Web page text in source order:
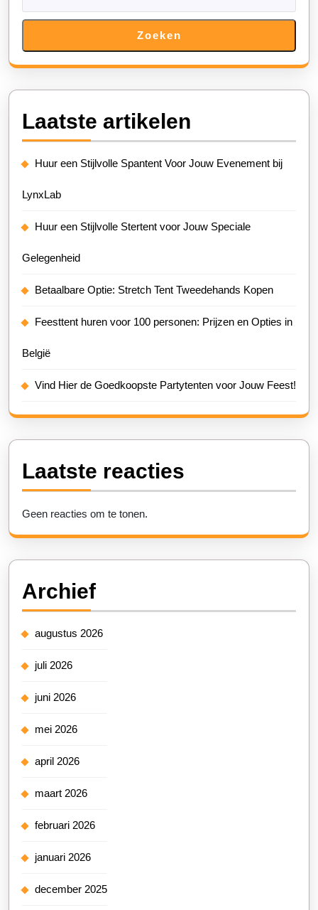
Zoeken
Laatste artikelen
Huur een Stijlvolle Spantent Voor Jouw Evenement bij
LynxLab
Huur een Stijlvolle Stertent voor Jouw Speciale
Gelegenheid
Betaalbare Optie: Stretch Tent Tweedehands Kopen
Feesttent huren voor 100 personen: Prijzen en Opties in
België
Vind Hier de Goedkoopste Partytenten voor Jouw Feest!
Laatste reacties
Geen reacties om te tonen.
Archief
augustus 2026
juli 2026
juni 2026
mei 2026
april 2026
maart 2026
februari 2026
januari 2026
december 2025